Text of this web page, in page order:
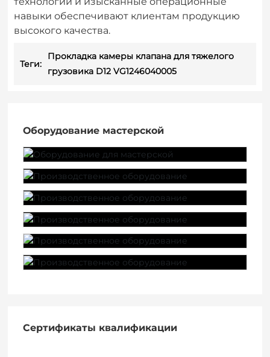
навыки обеспечивают клиентам продукцию
высокого качества.
Теги:
Прокладка камеры клапана для тяжелого
грузовика D12 VG1246040005
Оборудование мастерской
Сертификаты квалификации